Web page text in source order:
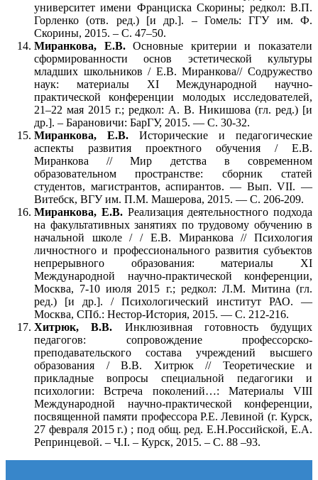
университет имени Франциска Скорины; редкол: В.П.
Горленко (отв. ред.) [и др.]. – Гомель: ГГУ им. Ф.
Скорины, 2015. – С. 47–50.
Миранкова, Е.В.Основные критерии и показатели
сформированности основ эстетической культуры
младших школьников / Е.В. Миранкова// Содружество
наук: материалы XI Международной научно-
практической конференции молодых исследователей,
21–22 мая 2015 г.; редкол: А. В. Никишова (гл. ред.) [и
др.]. – Барановичи: БарГУ, 2015. — С. 30-32.
Миранкова, Е.В. Исторические и педагогические
аспекты развития проектного обучения / Е.В.
Миранкова // Мир детства в современном
образовательном пространстве: сборник статей
студентов, магистрантов, аспирантов. — Вып. VII. —
Витебск, ВГУ им. П.М. Машерова, 2015. — С. 206-209.
Миранкова, Е.В. Реализация деятельностного подхода
на факультативных занятиях по трудовому обучению в
начальной школе / / Е.В. Миранкова // Психология
личностного и профессионального развития субъектов
непрерывного образования: материалы ХI
Международной научно-практической конференции,
Москва, 7-10 июля 2015 г.; редкол: Л.М. Митина (гл.
ред.) [и др.]. / Психологический институт РАО. —
Москва, СПб.: Нестор-История, 2015. — С. 212-216.
Хитрюк, В.В. Инклюзивная готовность будущих
педагогов: сопровождение профессорско-
преподавательского состава учреждений высшего
образования / В.В. Хитрюк // Теоретические и
прикладные вопросы специальной педагогики и
психологии: Встреча поколений…: Материалы VIII
Международной научно-практической конференции,
посвященной памяти профессора Р.Е. Левиной (г. Курск,
27 февраля 2015 г.) ; под общ. ред. Е.Н.Российской, Е.А.
Репринцевой. – Ч.I. – Курск, 2015. – С. 88 –93.